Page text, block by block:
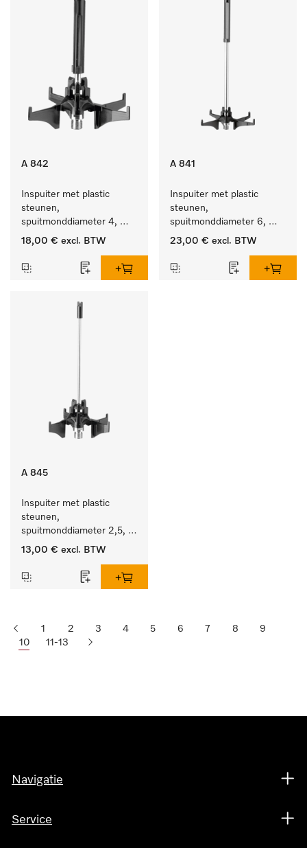
A 842
Inspuiter met plastic
steunen,
spuitmonddiameter 4,
lengte 90 mm, 1 stuk
18,00 € excl. BTW
A 841
Inspuiter met plastic
steunen,
spuitmonddiameter 6,
lengte 210 mm, 1 stuk
23,00 € excl. BTW
A 845
Inspuiter met plastic
steunen,
spuitmonddiameter 2,5,
lengte 125 mm, 1 stuk.
13,00 € excl. BTW
1 2 3 4 5 6 7 8
9
10
11-13
Navigatie
Service